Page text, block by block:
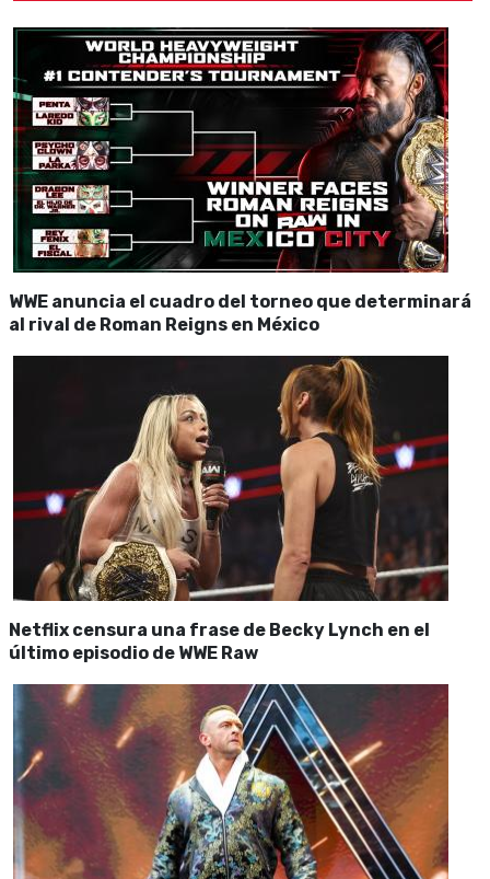
WWE anuncia el cuadro del torneo que determinará
al rival de Roman Reigns en México
Netflix censura una frase de Becky Lynch en el
último episodio de WWE Raw